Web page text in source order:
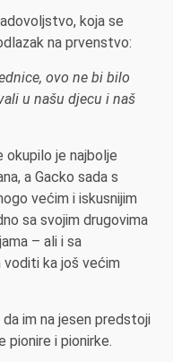
koja se
na prvenstvo:
ovo ne bi bilo
u našu djecu i naš
okupilo je najbolje
a Gacko sada s
većim i iskusnijim
sa svojim drugovima
– ali i sa
ka još većim
im na jesen predstoji
pionire i pionirke.